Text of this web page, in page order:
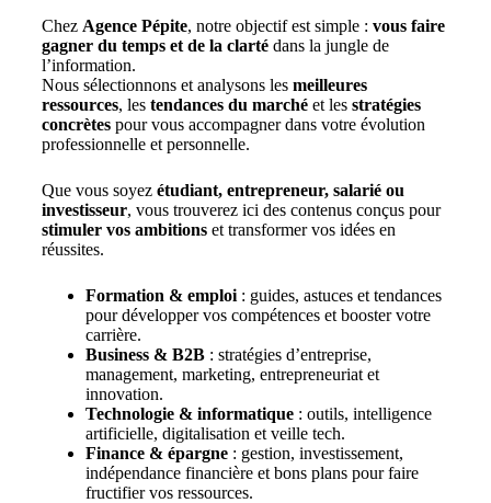
Chez Agence Pépite, notre objectif est simple :vous faire
gagner du temps et de la clarté dans la jungle de
l’information.
Nous sélectionnons et analysons lesmeilleures
ressources, lestendances du marché et lesstratégies
concrètes pour vous accompagner dans votre évolution
professionnelle et personnelle.
Que vous soyezétudiant, entrepreneur, salarié ou
investisseur, vous trouverez ici des contenus conçus pour
stimuler vos ambitions et transformer vos idées en
réussites.
Formation & emploi : guides, astuces et tendances
pour développer vos compétences et booster votre
carrière.
Business & B2B : stratégies d’entreprise,
management, marketing, entrepreneuriat et
innovation.
Technologie & informatique : outils, intelligence
artificielle, digitalisation et veille tech.
Finance & épargne : gestion, investissement,
indépendance financière et bons plans pour faire
fructifier vos ressources.